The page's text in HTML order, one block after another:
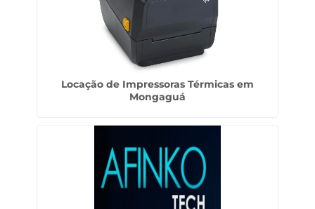
Locação de Impressoras Térmicas em
Mongaguá